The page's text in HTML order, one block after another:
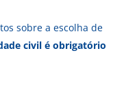
sobre a escolha de
civil é obrigatório